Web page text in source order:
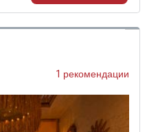
1 рекомендации